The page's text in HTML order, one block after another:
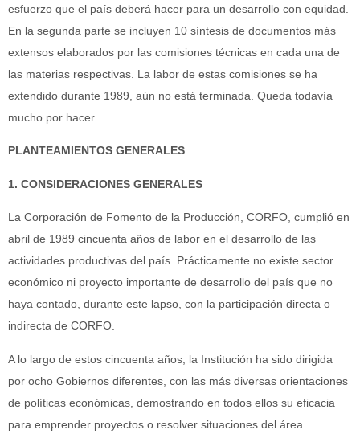
esfuerzo que el país deberá hacer para un desarrollo con equidad.
En la segunda parte se incluyen 10 síntesis de documentos más
extensos elaborados por las comisiones técnicas en cada una de
las materias respectivas. La labor de estas comisiones se ha
extendido durante 1989, aún no está terminada. Queda todavía
mucho por hacer.
PLANTEAMIENTOS GENERALES
1. CONSIDERACIONES GENERALES
La Corporación de Fomento de la Producción, CORFO, cumplió en
abril de 1989 cincuenta años de labor en el desarrollo de las
actividades productivas del país. Prácticamente no existe sector
económico ni proyecto importante de desarrollo del país que no
haya contado, durante este lapso, con la participación directa o
indirecta de CORFO.
A lo largo de estos cincuenta años, la Institución ha sido dirigida
por ocho Gobiernos diferentes, con las más diversas orientaciones
de políticas económicas, demostrando en todos ellos su eficacia
para emprender proyectos o resolver situaciones del área